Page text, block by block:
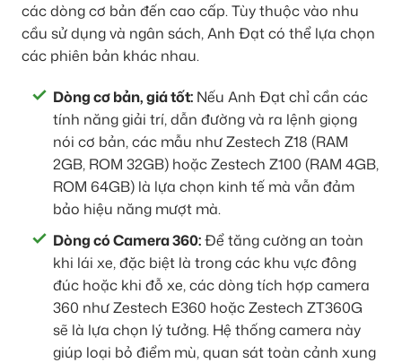
các dòng cơ bản đến cao cấp. Tùy thuộc vào nhu
cầu sử dụng và ngân sách, Anh Đạt có thể lựa chọn
các phiên bản khác nhau.
Dòng cơ bản, giá tốt: Nếu Anh Đạt chỉ cần các
tính năng giải trí, dẫn đường và ra lệnh giọng
nói cơ bản, các mẫu như Zestech Z18 (RAM
2GB, ROM 32GB) hoặc Zestech Z100 (RAM 4GB,
ROM 64GB) là lựa chọn kinh tế mà vẫn đảm
bảo hiệu năng mượt mà.
Dòng có Camera 360:Để tăng cường an toàn
khi lái xe, đặc biệt là trong các khu vực đông
đúc hoặc khi đỗ xe, các dòng tích hợp camera
360 như Zestech E360 hoặc Zestech ZT360G
sẽ là lựa chọn lý tưởng. Hệ thống camera này
giúp loại bỏ điểm mù, quan sát toàn cảnh xung